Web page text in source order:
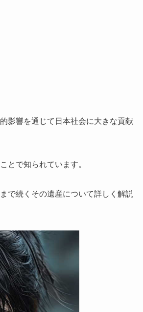
影響を通じて日本社会に大きな貢献
とで知られています。
で続くその遺産について詳しく解説